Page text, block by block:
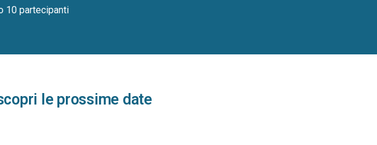
10 partecipanti
le prossime date